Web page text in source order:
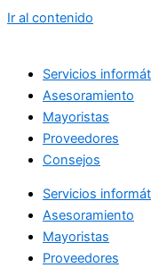
Ir al contenido
Servicios
Asesoramiento
Mayoristas
Proveedores
Consejos
Servicios
Asesoramiento
Mayoristas
Proveedores